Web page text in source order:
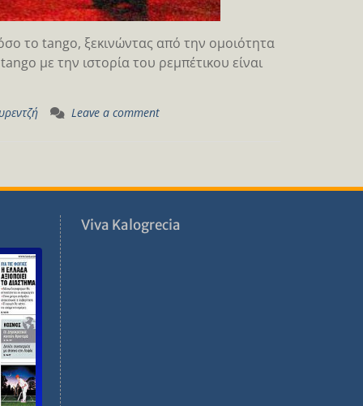
το tango, ξεκινώντας από την ομοιότητα
με την ιστορία του ρεμπέτικου είναι
Leave a comment
Viva Kalogrecia